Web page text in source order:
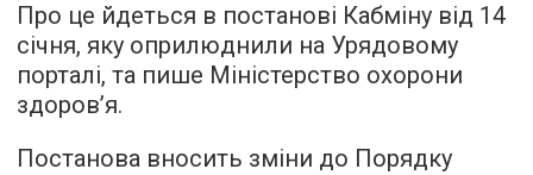
Про це йдеться в постанові Кабміну від 14
січня, яку оприлюднили на Урядовому
порталі, та пише Міністерство охорони
здоров’я.
Постанова вносить зміни до Порядку